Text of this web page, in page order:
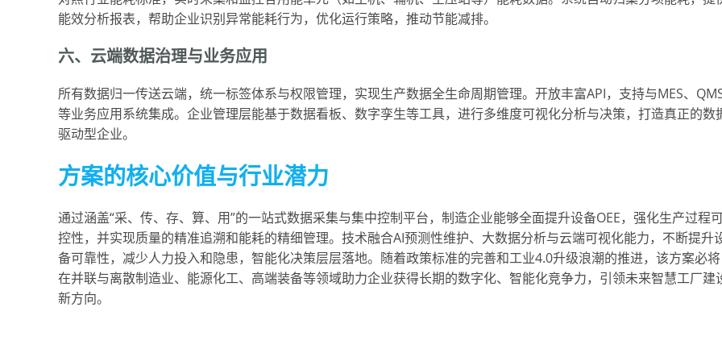
能效分析报表，帮助企业识别异常能耗行为，优化运行策略，推动节能减排。
六、云端数据治理与业务应用
所有数据归一传送云端，统一标签体系与权限管理，实现生产数据全生命周期管理。开放丰富API，支持与MES、
等业务应用系统集成。企业管理层能基于数据看板、数字孪生等工具，进行多维度可视化分析与决策，打造真正的数
驱动型企业。
方案的核心价值与行业潜力
通过涵盖“采、传、存、算、用”的一站式数据采集与集中控制平台，制造企业能够全面提升设备OEE，强化生产过程
控性，并实现质量的精准追溯和能耗的精细管理。技术融合AI预测性维护、大数据分析与云端可视化能力，不断提升
备可靠性，减少人力投入和隐患，智能化决策层层落地。随着政策标准的完善和工业4.0升级浪潮的推进，该方案必将
在并联与离散制造业、能源化工、高端装备等领域助力企业获得长期的数字化、智能化竞争力，引领未来智慧工厂建
新方向。